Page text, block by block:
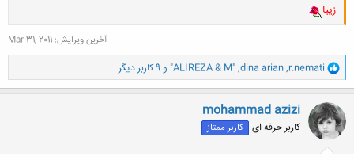
زیبا
آخرین ویرایش: Mar 31, 2011
و
ا
ک
ن
ش
ه
ا
r.nemati
,
dina arian
,
"ALIREZA & M" و 9 کاربر دیگر
mohammad azizi
کاربر حرفه ای کاربر ممتاز